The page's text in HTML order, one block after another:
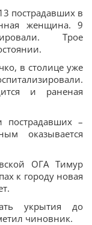
пострадавших в
женщина. 9
Трое
в столице уже
и раненая
пострадавших –
оказывается
ОГА Тимур
к городу новая
укрытия до
чиновник.